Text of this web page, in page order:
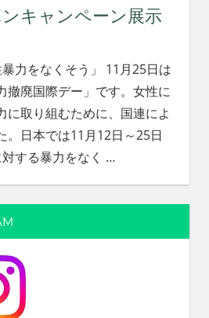
キャンペーン展示
力をなくそう」 11月25日は
撤廃国際デー」です。女性に
に取り組むために、国連によ
。日本では11月12日～25日
する暴力をなく …